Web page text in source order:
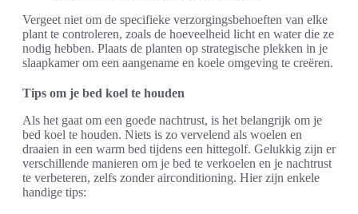
Vergeet niet om de specifieke verzorgingsbehoeften van elke
plant te controleren, zoals de hoeveelheid licht en water die ze
nodig hebben. Plaats de planten op strategische plekken in je
slaapkamer om een aangename en koele omgeving te creëren.
Tips om je bed koel te houden
Als het gaat om een goede nachtrust, is het belangrijk om je
bed koel te houden. Niets is zo vervelend als woelen en
draaien in een warm bed tijdens een hittegolf. Gelukkig zijn er
verschillende manieren om je bed te verkoelen en je nachtrust
te verbeteren, zelfs zonder airconditioning. Hier zijn enkele
handige tips: